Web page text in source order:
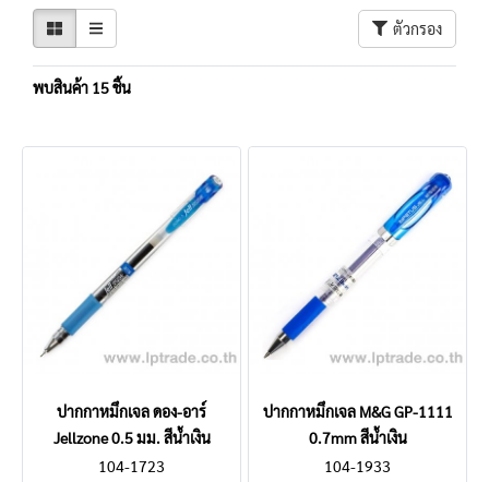
ตัวกรอง
พบสินค้า 15 ชิ้น
ปากกาหมึกเจล ดอง-อาร์
Jellzone 0.5 มม. สีน้ำเงิน
104-1723
ปากกาหมึกเจล M&G GP-1111
0.7mm สีน้ำเงิน
104-1933